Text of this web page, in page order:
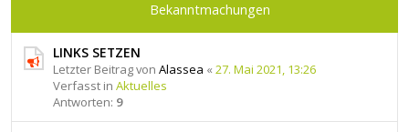
Bekanntmachungen
LINKS SETZEN
Letzter Beitrag von Alassea « 27. Mai 2021, 13:26
Verfasst in Aktuelles
Antworten: 9